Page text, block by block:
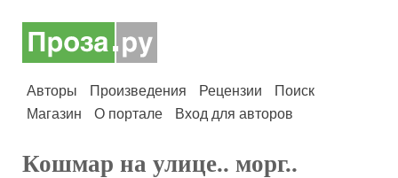
Авторы Произведения Рецензии
Поиск
Магазин
О портале Вход для авторов
Кошмар на улице.. морг..